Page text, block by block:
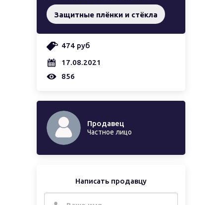
Защитные плёнки и стёкла
474 руб
17.08.2021
856
Продавец
Частное лицо
Написать продавцу